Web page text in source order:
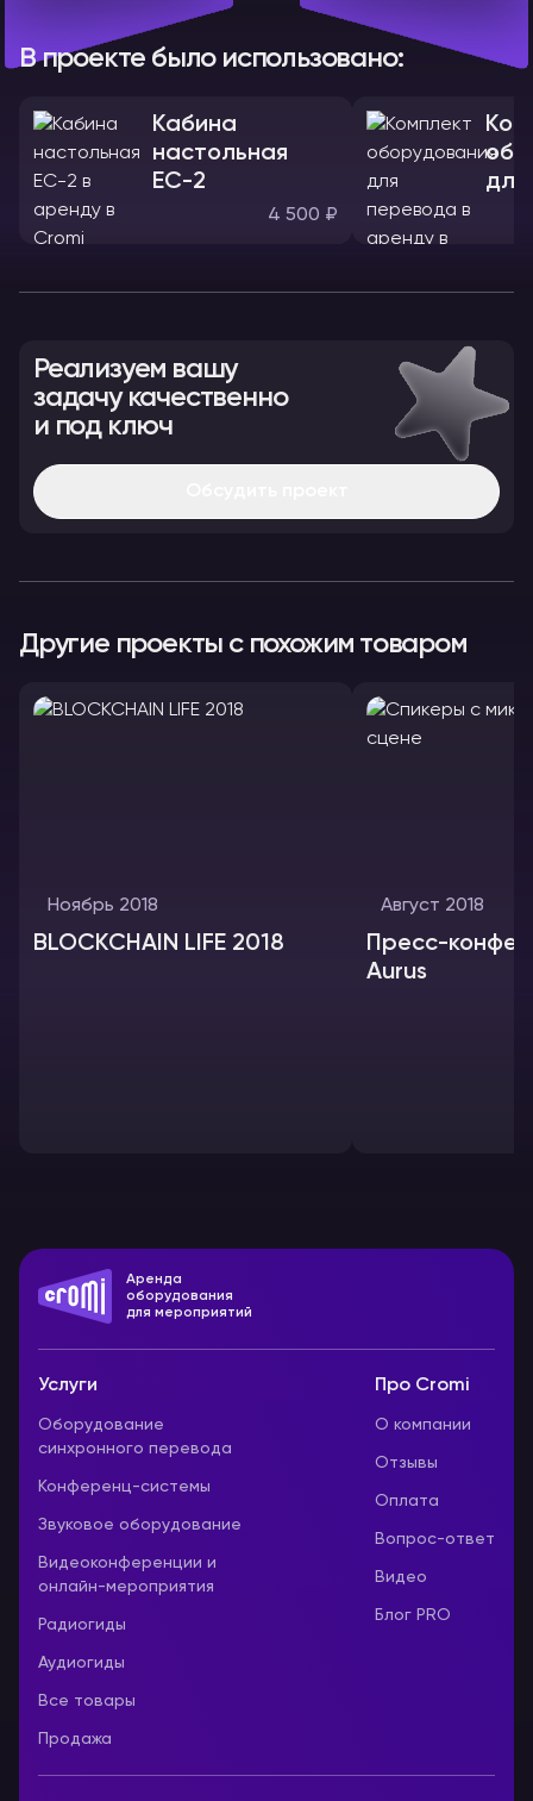
В проекте было использовано:
Кабина
настольная
ЕС-2
4 500 ₽
Реализуем вашу
задачу качественно
и под ключ
Другие проекты с похожим товаром
Ноябрь 2018
BLOCKCHAIN LIFE 2018
Август 2018
Пресс-
Aurus
Аренда
оборудования
для мероприятий
Услуги
Оборудование
синхронного перевода
Конференц-системы
Звуковое оборудование
Видеоконференции и
онлайн-мероприятия
Радиогиды
Аудиогиды
Все товары
Продажа
Про Cromi
О компании
Отзывы
Оплата
Вопрос-ответ
Видео
Блог PRO